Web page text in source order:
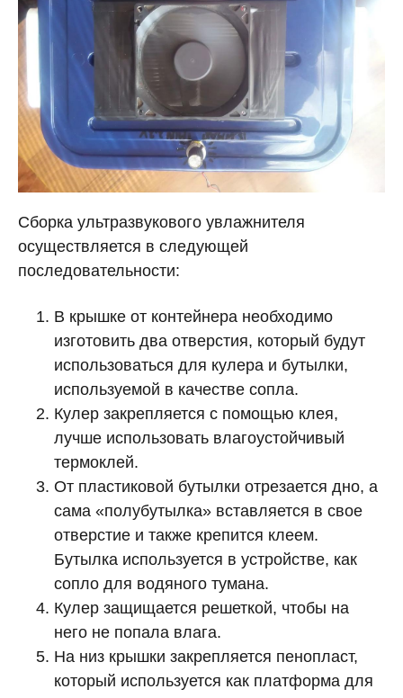
Сборка ультразвукового увлажнителя
осуществляется в следующей
последовательности:
В крышке от контейнера необходимо
изготовить два отверстия, который будут
использоваться для кулера и бутылки,
используемой в качестве сопла.
Кулер закрепляется с помощью клея,
лучше использовать влагоустойчивый
термоклей.
От пластиковой бутылки отрезается дно, а
сама «полубутылка» вставляется в свое
отверстие и также крепится клеем.
Бутылка используется в устройстве, как
сопло для водяного тумана.
Кулер защищается решеткой, чтобы на
него не попала влага.
На низ крышки закрепляется пенопласт,
который используется как платформа для